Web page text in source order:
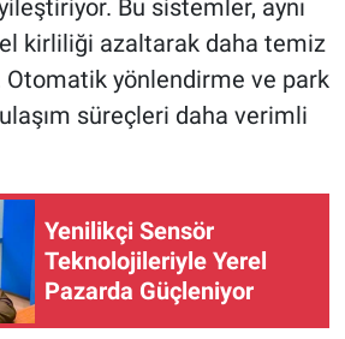
Bu sistemler, aynı
kirliliği azaltarak daha temiz
Otomatik yönlendirme ve park
süreçleri daha verimli
Yenilikçi Sensör
Teknolojileriyle Yerel
Pazarda Güçleniyor